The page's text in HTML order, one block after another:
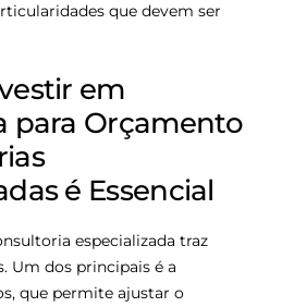
que devem ser
em
para Orçamento
é Essencial
especializada traz
Um dos principais é a
que permite ajustar o